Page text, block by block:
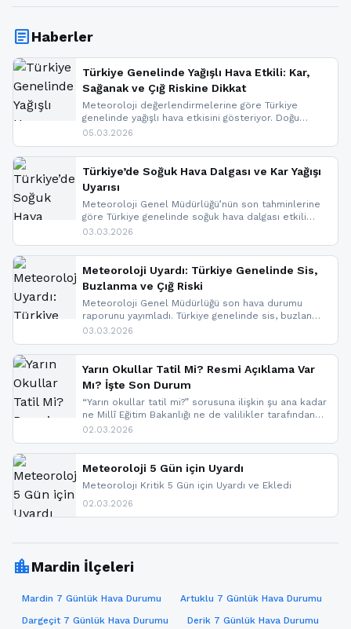
articleHaberler
Türkiye Genelinde Yağışlı Hava Etkili: Kar,
Sağanak ve Çığ Riskine Dikkat
Meteoroloji değerlendirmelerine göre Türkiye
genelinde yağışlı hava etkisini gösteriyor. Doğu
bölgelerinde kar yağışı beklenirken Marmara ve
ise çığ tehlikesi bulunuyor. İç kesimlerde sis ve pus
nedeniyle görüş mesafesinde azalma
yaşanabileceği belirtiliyor.
05.03.2026
Türkiye’de Soğuk Hava Dalgası ve Kar Yağışı
Uyarısı
Meteoroloji Genel Müdürlüğü’nün son tahminlerine
göre Türkiye genelinde soğuk hava dalgası etkili
oluyor. Birçok il için kar yağışı ve buzlanma uyarısı
03.03.2026
Meteoroloji Uyardı: Türkiye Genelinde Sis,
Buzlanma ve Çığ Riski
Meteoroloji Genel Müdürlüğü son hava durumu
raporunu yayımladı. Türkiye genelinde sis, buzlanma
ve don beklenirken Doğu Anadolu ve Doğu
yapıldı. İşte son dakika meteoroloji gelişmeleri.
03.03.2026
Yarın Okullar Tatil Mi? Resmi Açıklama Var
Mı? İşte Son Durum
“Yarın okullar tatil mi?” sorusuna ilişkin şu ana kadar
ne Millî Eğitim Bakanlığı ne de valilikler tarafından
yapılmış resmi bir tatil açıklaması bulunmamaktadır.
paylaşacağız. En hızlı şekilde haberdar olmak için
sitemizi takip edebilir ve bildirimleri açabilirsiniz.
02.03.2026
Meteoroloji 5 Gün için Uyardı
Meteoroloji Kritik 5 Gün için Uyardı ve Ekledi
02.03.2026
location_cityMardin İlçeleri
Mardin 7 Günlük Hava Durumu
Artuklu 7 Günlük Hava Durumu
Dargeçit 7 Günlük Hava Durumu
Derik 7 Günlük Hava Durumu